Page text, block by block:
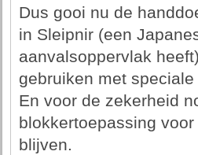
Dus gooi nu de
in Sleipnir (een
aanvalsoppervlak
gebruiken met
En voor de zekerheid
blokkertoepassing
blijven.